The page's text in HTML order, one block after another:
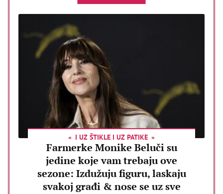
I UZ ŠTIKLE I UZ PATIKE
Farmerke Monike Beluči su
jedine koje vam trebaju ove
sezone: Izdužuju figuru, laskaju
svakoj građi & nose se uz sve